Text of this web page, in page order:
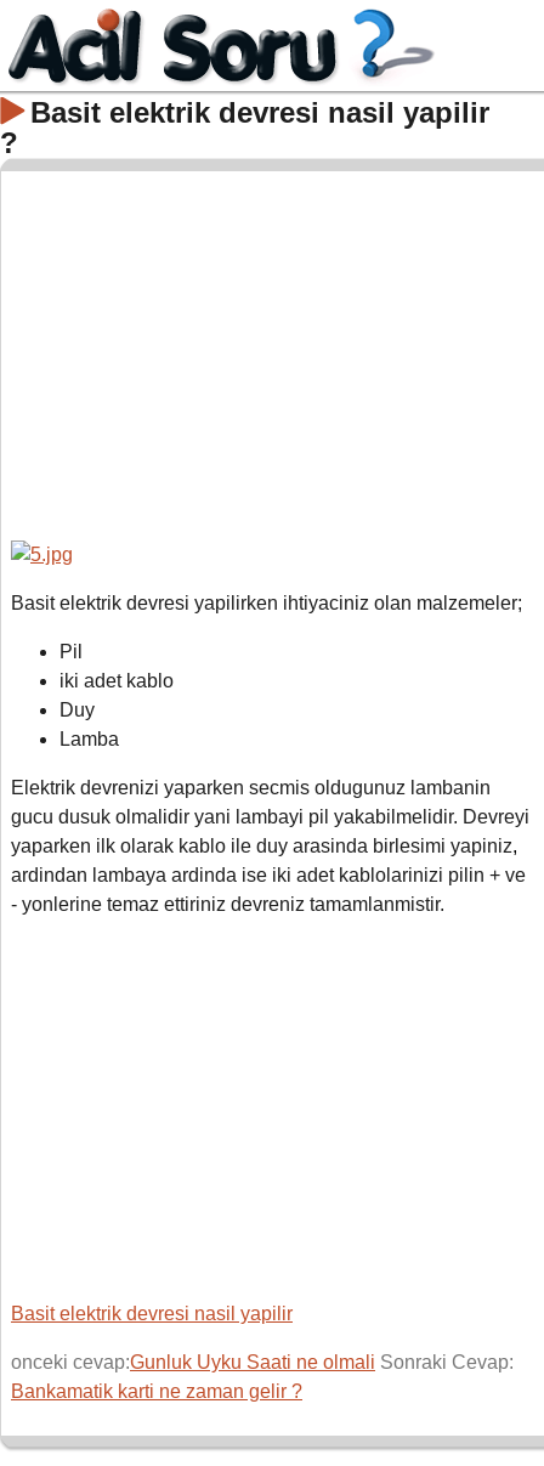
Basit elektrik devresi nasil yapilir
?
Basit elektrik devresi yapilirken ihtiyaciniz olan malzemeler;
Pil
iki adet kablo
Duy
Lamba
Elektrik devrenizi yaparken secmis oldugunuz lambanin
gucu dusuk olmalidir yani lambayi pil yakabilmelidir. Devreyi
yaparken ilk olarak kablo ile duy arasinda birlesimi yapiniz,
ardindan lambaya ardinda ise iki adet kablolarinizi pilin + ve
- yonlerine temaz ettiriniz devreniz tamamlanmistir.
Basit elektrik devresi nasil yapilir
onceki cevap:Gunluk Uyku Saati ne olmali Sonraki Cevap:
Bankamatik karti ne zaman gelir ?